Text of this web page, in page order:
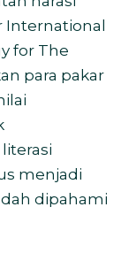
for The
para pakar
menjadi
dipahami